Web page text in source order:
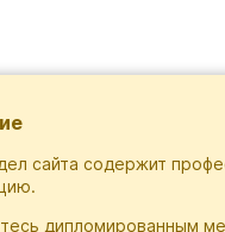
сайта содержит
дипломированным